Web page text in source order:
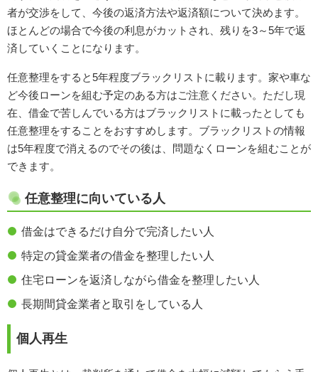
者が交渉をして、今後の返済方法や返済額について決めます。
ほとんどの場合で今後の利息がカットされ、残りを3～5年で返
済していくことになります。
任意整理をすると5年程度ブラックリストに載ります。家や車な
ど今後ローンを組む予定のある方はご注意ください。ただし現
在、借金で苦しんでいる方はブラックリストに載ったとしても
任意整理をすることをおすすめします。ブラックリストの情報
は5年程度で消えるのでその後は、問題なくローンを組むことが
できます。
任意整理に向いている人
借金はできるだけ自分で完済したい人
特定の貸金業者の借金を整理したい人
住宅ローンを返済しながら借金を整理したい人
長期間貸金業者と取引をしている人
個人再生